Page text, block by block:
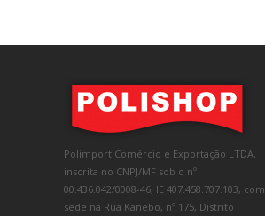
Polimport Comércio e Exportação LTDA,
inscrita no CNPJ/MF sob o nº
00.436.042/0008-46, IE 407.458.707.103, com
sede na Rua Kanebo, nº 175, Distrito